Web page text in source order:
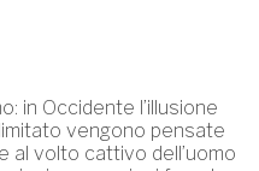
in Occidente l’illusione
vengono pensate
al volto cattivo dell’uomo